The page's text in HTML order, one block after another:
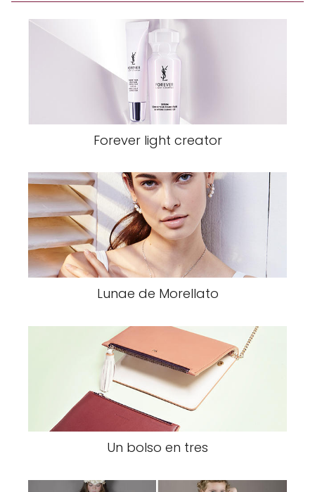
Forever light creator
Lunae de Morellato
Un bolso en tres